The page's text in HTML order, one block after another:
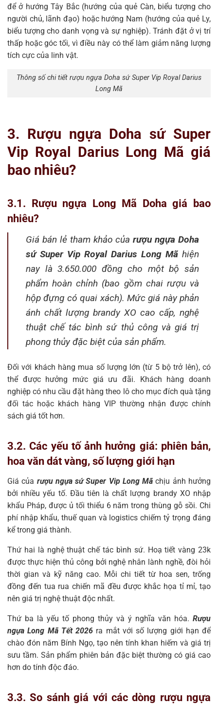
để ở hướng Tây Bắc (hướng của quẻ Càn, biểu tượng cho
người chủ, lãnh đạo) hoặc hướng Nam (hướng của quẻ Ly,
biểu tượng cho danh vọng và sự nghiệp). Tránh đặt ở vị trí
thấp hoặc góc tối, vì điều này có thể làm giảm năng lượng
tích cực của linh vật.
Thông số chi tiết rượu ngựa Doha sứ Super Vip Royal Darius
Long Mã
3. Rượu ngựa Doha sứ Super
Vip Royal Darius Long Mã giá
bao nhiêu?
3.1. Rượu ngựa Long Mã Doha giá bao
nhiêu?
Giá bán lẻ tham khảo củarượu ngựa Doha
sứ Super Vip Royal Darius Long Mã hiện
nay là 3.650.000 đồng cho một bộ sản
phẩm hoàn chỉnh (bao gồm chai rượu và
hộp đựng có quai xách). Mức giá này phản
ánh chất lượng brandy XO cao cấp, nghệ
thuật chế tác bình sứ thủ công và giá trị
phong thủy đặc biệt của sản phẩm.
Đối với khách hàng mua số lượng lớn (từ 5 bộ trở lên), có
thể được hưởng mức giá ưu đãi. Khách hàng doanh
nghiệp có nhu cầu đặt hàng theo lô cho mục đích quà tặng
đối tác hoặc khách hàng VIP thường nhận được chính
sách giá tốt hơn.
3.2. Các yếu tố ảnh hưởng giá: phiên bản,
hoa văn dát vàng, số lượng giới hạn
Giá của rượu ngựa sứ Super Vip Long Mã chịu ảnh hưởng
bởi nhiều yếu tố. Đầu tiên là chất lượng brandy XO nhập
khẩu Pháp, được ủ tối thiểu 6 năm trong thùng gỗ sồi. Chi
phí nhập khẩu, thuế quan và logistics chiếm tỷ trọng đáng
kể trong giá thành.
Thứ hai là nghệ thuật chế tác bình sứ. Hoạ tiết vàng 23k
được thực hiện thủ công bởi nghệ nhân lành nghề, đòi hỏi
thời gian và kỹ năng cao. Mỗi chi tiết từ hoa sen, trống
đồng đến tua rua chiến mã đều được khắc họa tỉ mỉ, tạo
nên giá trị nghệ thuật độc nhất.
Thứ ba là yếu tố phong thủy và ý nghĩa văn hóa. Rượu
ngựa Long Mã Tết 2026 ra mắt với số lượng giới hạn để
chào đón năm Bính Ngọ, tạo nên tính khan hiếm và giá trị
sưu tầm. Sản phẩm phiên bản đặc biệt thường có giá cao
hơn do tính độc đáo.
3.3. So sánh giá với các dòng rượu ngựa